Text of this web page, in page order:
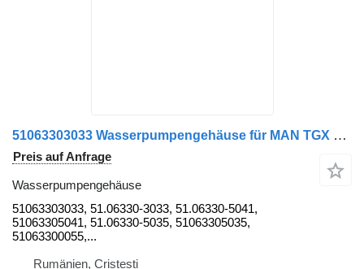
51063303033 Wasserpumpengehäuse für MAN TGX 26.540 LKW
Preis auf Anfrage
Wasserpumpengehäuse
51063303033, 51.06330-3033, 51.06330-5041,
51063305041, 51.06330-5035, 51063305035,
51063300055,...
Rumänien, Cristesti